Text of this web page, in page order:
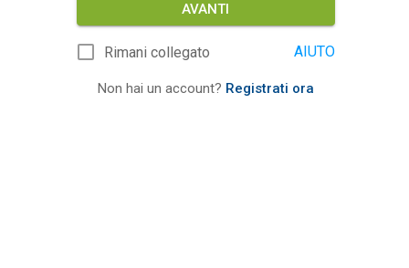
AVANTI
Rimani collegato AIUTO
Non hai un account? Registrati ora